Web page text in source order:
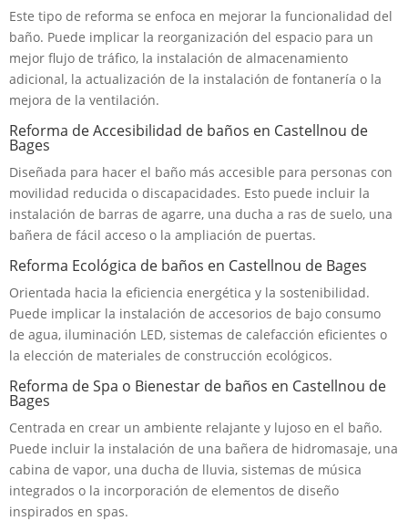
Este tipo de reforma se enfoca en mejorar la funcionalidad del
baño. Puede implicar la reorganización del espacio para un
mejor flujo de tráfico, la instalación de almacenamiento
adicional, la actualización de la instalación de fontanería o la
mejora de la ventilación.
Reforma de Accesibilidad de baños en Castellnou de
Bages
Diseñada para hacer el baño más accesible para personas con
movilidad reducida o discapacidades. Esto puede incluir la
instalación de barras de agarre, una ducha a ras de suelo, una
bañera de fácil acceso o la ampliación de puertas.
Reforma Ecológica de baños en Castellnou de Bages
Orientada hacia la eficiencia energética y la sostenibilidad.
Puede implicar la instalación de accesorios de bajo consumo
de agua, iluminación LED, sistemas de calefacción eficientes o
la elección de materiales de construcción ecológicos.
Reforma de Spa o Bienestar de baños en Castellnou de
Bages
Centrada en crear un ambiente relajante y lujoso en el baño.
Puede incluir la instalación de una bañera de hidromasaje, una
cabina de vapor, una ducha de lluvia, sistemas de música
integrados o la incorporación de elementos de diseño
inspirados en spas.